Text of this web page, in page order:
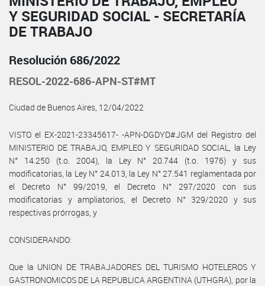
Y SEGURIDAD SOCIAL - SECRETARÍA
DE TRABAJO
Resolución 686/2022
RESOL-2022-686-APN-ST#MT
Ciudad de Buenos Aires, 12/04/2022
VISTO el EX-2021-23345617- -APN-DGDYD#JGM del Registro del
MINISTERIO DE TRABAJO, EMPLEO Y SEGURIDAD SOCIAL, la Ley
N° 14.250 (t.o. 2004), la Ley N° 20.744 (t.o. 1976) y sus
modificatorias, la Ley N° 24.013, la Ley N° 27.541 reglamentada por
el Decreto N° 99/2019, el Decreto N° 297/2020 con sus
modificatorias y ampliatorios, el Decreto N° 329/2020 y sus
respectivas prórrogas, y
CONSIDERANDO:
Que la UNION DE TRABAJADORES DEL TURISMO HOTELEROS Y
GASTRONOMICOS DE LA REPUBLICA ARGENTINA (UTHGRA), por la